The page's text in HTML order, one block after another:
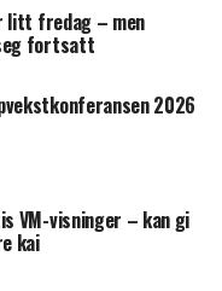
litt fredag – men
fortsatt
2026
VM-visninger – kan gi
kai